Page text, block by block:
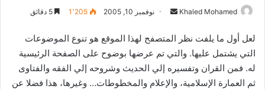
Khaled Mohamed
س
ل
ب
ر
نوفمبر 10, 2005 1٬205
لعل أول ما يلفت نظر المتصفح لهذا الموقع هو تنوع الموضوعات
التي يشتمل عليها. والتي تم عرضها بوضوح على الصفحة الرئيسية
له. فمن القران وتفسيره إلي الحديث وشروحه إلي الفقه والفتاوى
ثم العمارة الإسلامية، والإعلام والمخطوطات… وغيرها، هذا فضلا عن